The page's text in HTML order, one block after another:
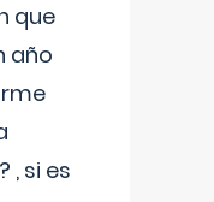
que
año
, si es